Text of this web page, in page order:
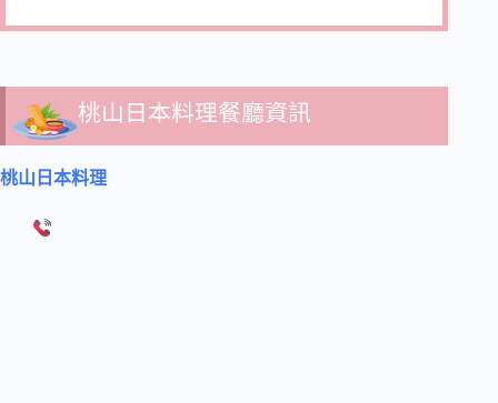
桃山日本料理餐廳資訊
桃山日本料理